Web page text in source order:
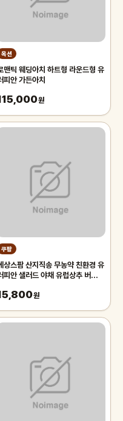
옥션
맨틱 웨딩아치 하트형 라운드형 유
피안 가든아치
원
쿠팡
상스팜 산지직송 무농약 친환경 유
피안 샐러드 야채 유럽상추 버터헤
오크리프 모듬쌈 쌈채소
원